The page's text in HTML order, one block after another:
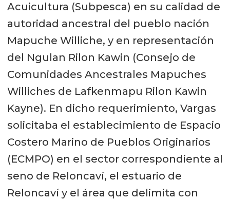
Acuicultura (Subpesca) en su calidad de
autoridad ancestral del pueblo nación
Mapuche Williche, y en representación
del Ngulan Rilon Kawin (Consejo de
Comunidades Ancestrales Mapuches
Williches de Lafkenmapu Rilon Kawin
Kayne). En dicho requerimiento, Vargas
solicitaba el establecimiento de Espacio
Costero Marino de Pueblos Originarios
(ECMPO) en el sector correspondiente al
seno de Reloncaví, el estuario de
Reloncaví y el área que delimita con